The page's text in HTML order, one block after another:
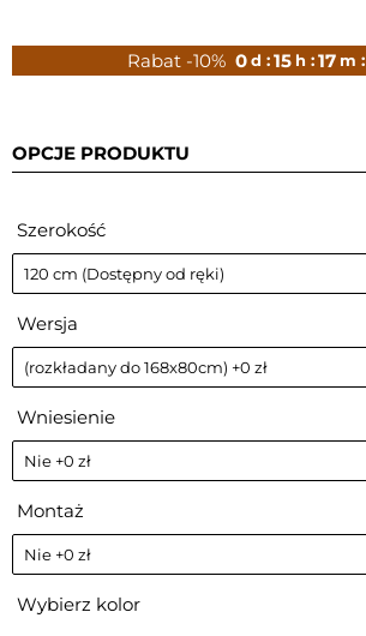
Rabat -10% 0 d : 15 h : 17 m :
OPCJE PRODUKTU
Szerokość
Wersja
Wniesienie
Montaż
Wybierz kolor